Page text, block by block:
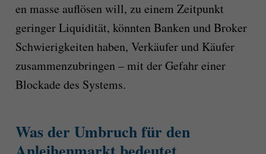
en masse auflösen will, zu einem Zeitpunkt
geringer Liquidität, könnten Banken und Broker
Schwierigkeiten haben, Verkäufer und Käufer
zusammenzubringen – mit der Gefahr einer
Blockade des Systems.
Was der Umbruch für den